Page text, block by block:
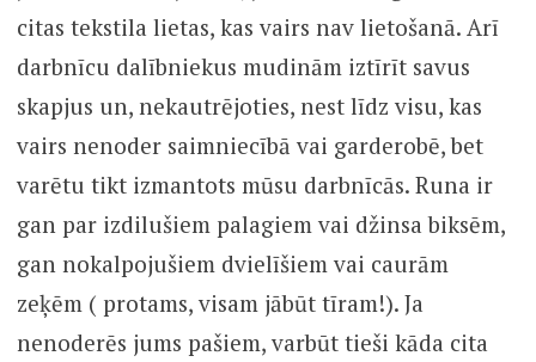
citas tekstila lietas, kas vairs nav lietošanā. Arī
darbnīcu dalībniekus mudinām iztīrīt savus
skapjus un, nekautrējoties, nest līdz visu, kas
vairs nenoder saimniecībā vai garderobē, bet
varētu tikt izmantots mūsu darbnīcās. Runa ir
gan par izdilušiem palagiem vai džinsa biksēm,
gan nokalpojušiem dvielīšiem vai caurām
zeķēm ( protams, visam jābūt tīram!). Ja
nenoderēs jums pašiem, varbūt tieši kāda cita